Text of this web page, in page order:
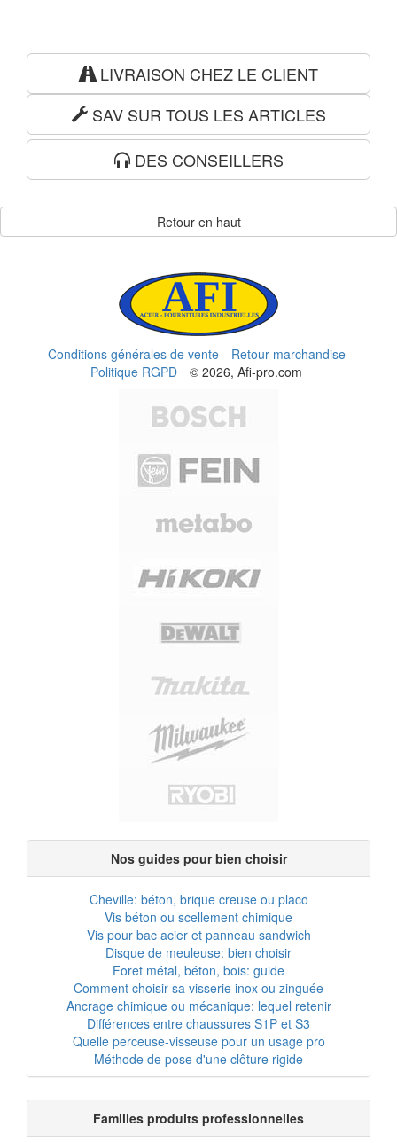
LIVRAISON CHEZ LE CLIENT
SAV SUR TOUS LES ARTICLES
DES CONSEILLERS
Retour en haut
Conditions générales de vente
Retour marchandise
Politique RGPD
© 2026, Afi-pro.com
Nos guides pour bien choisir
Cheville: béton, brique creuse ou placo
Vis béton ou scellement chimique
Vis pour bac acier et panneau sandwich
Disque de meuleuse: bien choisir
Foret métal, béton, bois: guide
Comment choisir sa visserie inox ou zinguée
Ancrage chimique ou mécanique: lequel retenir
Différences entre chaussures S1P et S3
Quelle perceuse-visseuse pour un usage pro
Méthode de pose d'une clôture rigide
Familles produits professionnelles